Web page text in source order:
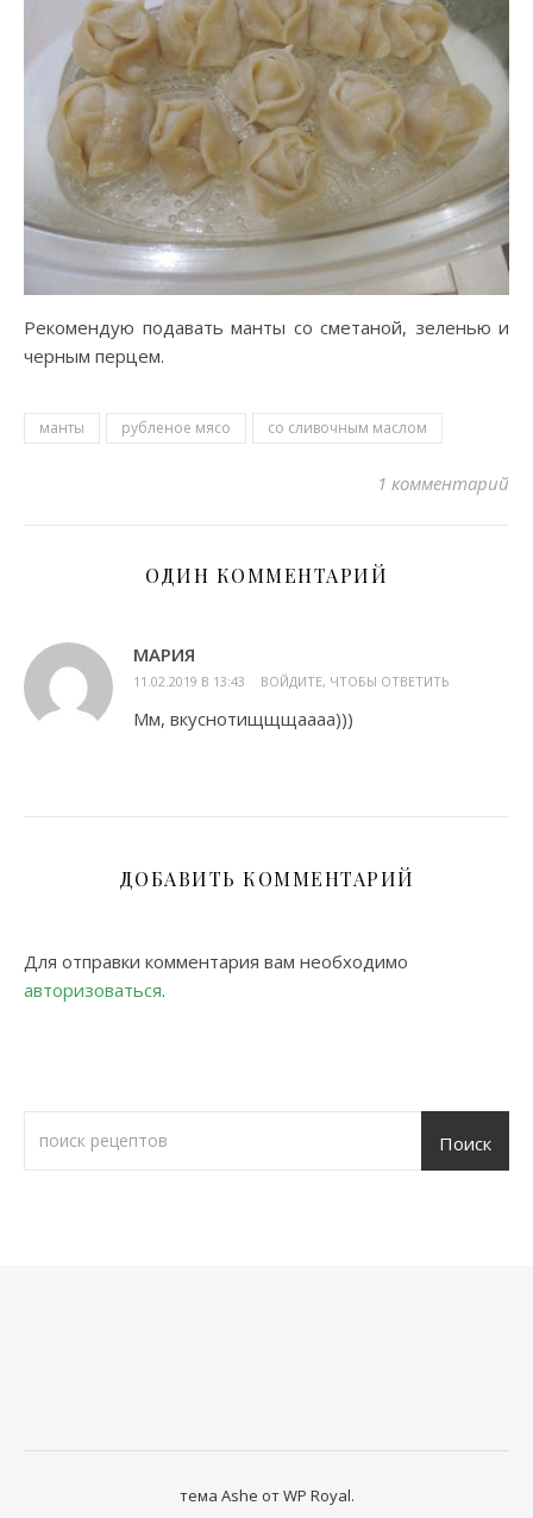
Рекомендую подавать манты со сметаной, зеленью и
черным перцем.
манты рубленое мясо со сливочным маслом
1 комментарий
ОДИН КОММЕНТАРИЙ
МАРИЯ
11.02.2019 В 13:43 ВОЙДИТЕ, ЧТОБЫ ОТВЕТИТЬ
Мм, вкуснотищщщаааа)))
ДОБАВИТЬ КОММЕНТАРИЙ
Для отправки комментария вам необходимо
авторизоваться.
Поиск
тема Ashe отWP Royal.